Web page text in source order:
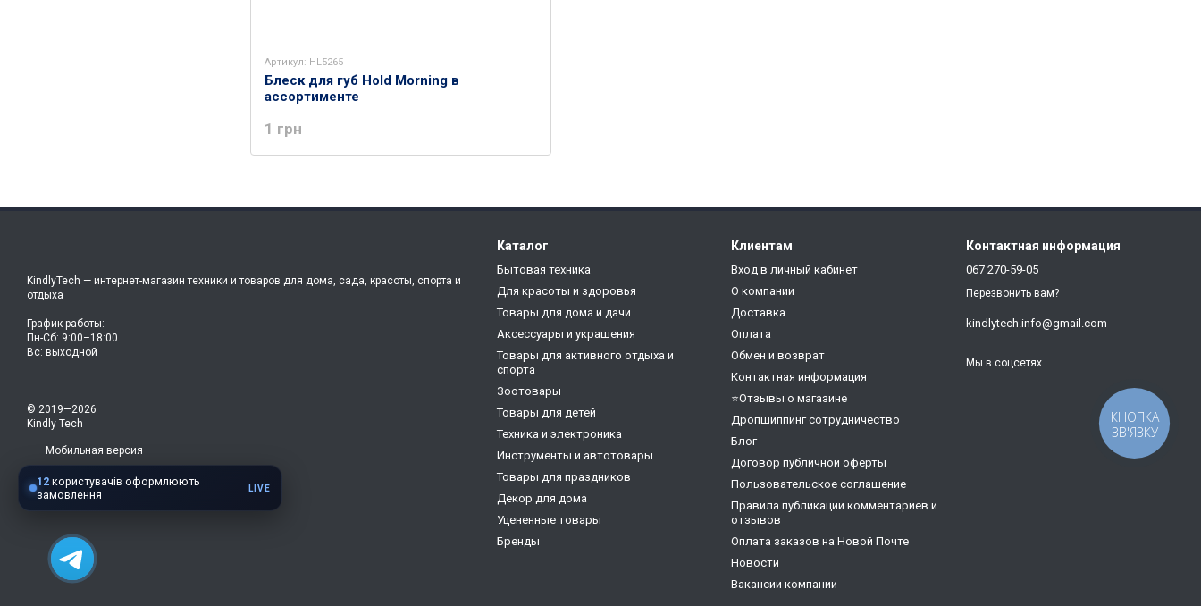
Артикул: HL5265
Блеск для губ Hold Morning в
ассортименте
1 грн
KindlyTech — интернет-магазин техники и товаров для дома, сада, красоты, спорта и
отдыха
График работы:
Пн-Сб: 9:00–18:00
Вс: выходной
© 2019—2026
Kindly Tech
Мобильная версия
Каталог
Бытовая техника
Для красоты и здоровья
Товары для дома и дачи
Аксессуары и украшения
Товары для активного отдыха и
спорта
Зоотовары
Товары для детей
Техника и электроника
Инструменты и автотовары
Товары для праздников
Декор для дома
Уцененные товары
Бренды
Клиентам
Вход в личный кабинет
О компании
Доставка
Оплата
Обмен и возврат
Контактная информация
⭐Отзывы о магазине
Дропшиппинг сотрудничество
Блог
Договор публичной оферты
Пользовательское соглашение
Правила публикации комментариев и
отзывов
Оплата заказов на Новой Почте
Новости
Вакансии компании
Контактная информация
067 270-59-05
Перезвонить вам?
kindlytech.info@gmail.com
Мы в соцсетях
12 користувачів оформлюють
замовлення
LIVE
КНОПКА
ЗВ'ЯЗКУ